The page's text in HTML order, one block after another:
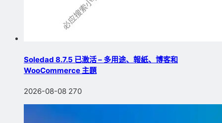
Soledad 8.7.5 已激活 – 多用途、報紙、博客和
WooCommerce 主題
2026-08-08 270